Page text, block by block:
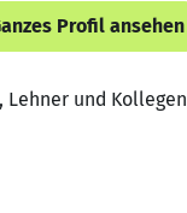
Profil ansehen
und Kollegen